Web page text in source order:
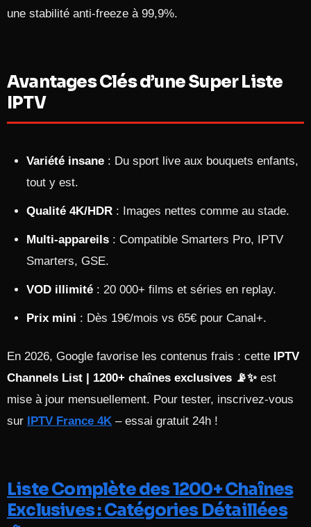
une stabilité anti-freeze à 99,9%.
Avantages Clés d’une Super Liste
IPTV
Variété insane : Du sport live aux bouquets enfants,
tout y est.
Qualité 4K/HDR : Images nettes comme au stade.
Multi-appareils : Compatible Smarters Pro, IPTV
Smarters, GSE.
VOD illimité : 20 000+ films et séries en replay.
Prix mini : Dès 19€/mois vs 65€ pour Canal+.
En 2026, Google favorise les contenus frais : cette IPTV
Channels List | 1200+ chaînes exclusives 📡✨ est
mise à jour mensuellement. Pour tester, inscrivez-vous
sur IPTV France 4K – essai gratuit 24h !
Liste Complète des 1200+ Chaînes
Exclusives : Catégories Détaillées